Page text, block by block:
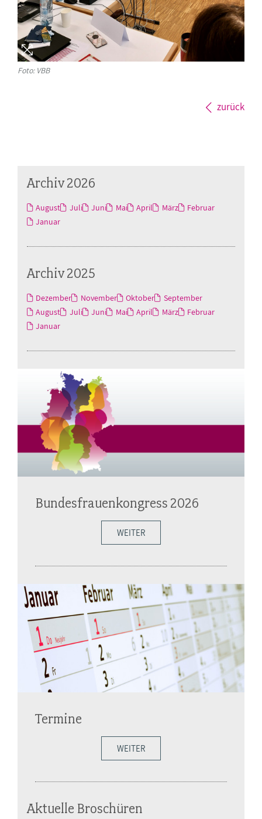
Foto: VBB
zurück
Archiv 2026
August Juli Juni Mai April März
Februar
Januar
Archiv 2025
Dezember November Oktober
September
August
Juli Juni Mai April März
Februar
Januar
Bundesfrauenkongress 2026
WEITER
Termine
WEITER
Aktuelle Broschüren